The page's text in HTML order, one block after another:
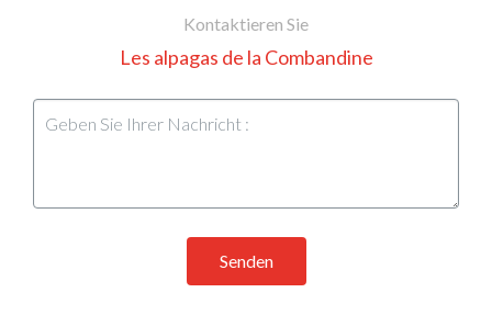
Kontaktieren Sie
Les alpagas de la Combandine
Senden